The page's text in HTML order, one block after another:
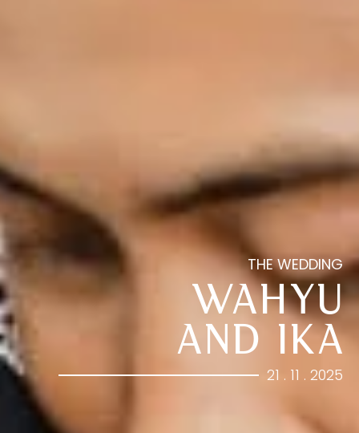
THE WEDDING
WAHYU
AND IKA
21 . 11 . 2025